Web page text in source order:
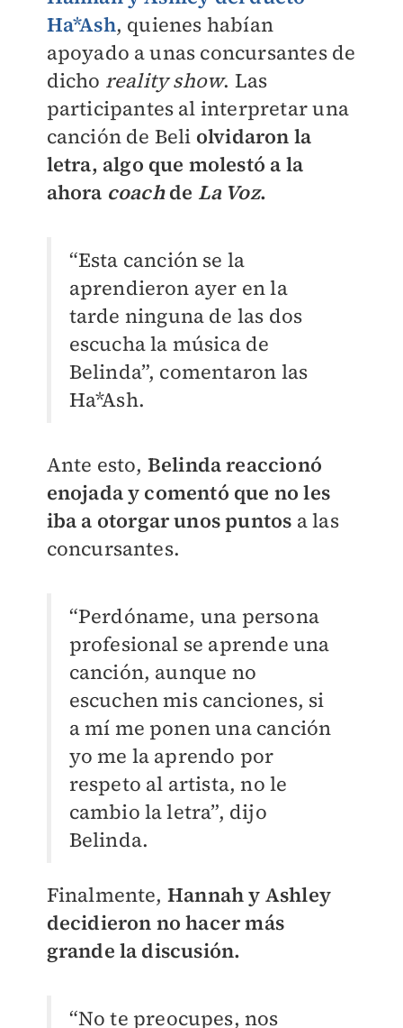
Ha*Ash, quienes habían
apoyado a unas concursantes de
dicho reality show. Las
participantes al interpretar una
canción de Beli olvidaron la
letra, algo que molestó a la
ahora coachde La Voz.
“Esta canción se la
aprendieron ayer en la
tarde ninguna de las dos
escucha la música de
Belinda”, comentaron las
Ha*Ash.
Ante esto, Belinda reaccionó
enojada y comentó que no les
iba a otorgar unos puntos a las
concursantes.
“Perdóname, una persona
profesional se aprende una
canción, aunque no
escuchen mis canciones, si
a mí me ponen una canción
yo me la aprendo por
respeto al artista, no le
cambio la letra”, dijo
Belinda.
Finalmente, Hannah y Ashley
decidieron no hacer más
grande la discusión.
“No te preocupes, nos